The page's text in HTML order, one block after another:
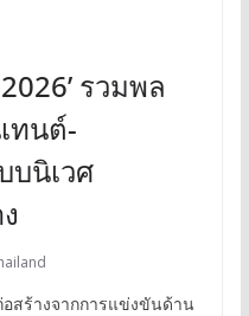
รวมพล
ทนต์-
บนิเวศ
สร้างจากการแข่งขันด้าน